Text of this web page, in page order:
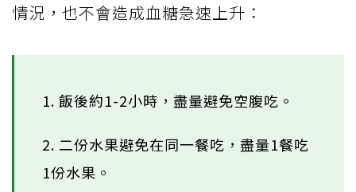
情況，也不會造成血糖急速上升：
1. 飯後約1-2小時，盡量避免空腹吃。
2. 二份水果避免在同一餐吃，盡量1餐吃
1份水果。